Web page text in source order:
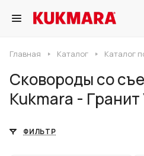
Главная Каталог Каталог
Сковороды со
Kukmara - Гранит
ФИЛЬТР